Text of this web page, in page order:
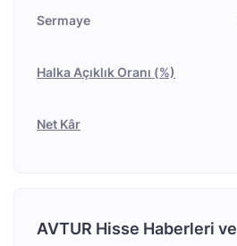
Sermaye
Halka Açıklık Oranı (%)
Net Kâr
AVTUR Hisse Haberleri ve